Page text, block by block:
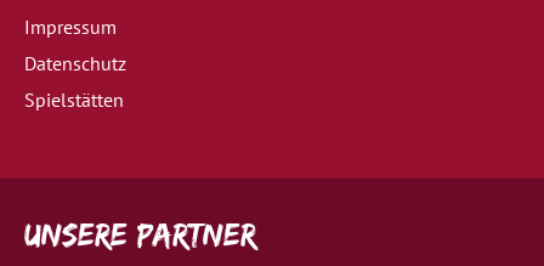
Impressum
Datenschutz
Spielstätten
Unsere Partner